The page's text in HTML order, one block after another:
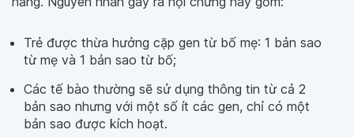
Trẻ được thừa hưởng cặp gen từ bố mẹ: 1 bản sao
từ mẹ và 1 bản sao từ bố;
Các tế bào thường sẽ sử dụng thông tin từ cả 2
bản sao nhưng với một số ít các gen, chỉ có một
bản sao được kích hoạt.